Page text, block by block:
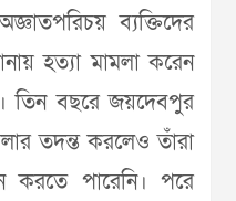
ব্যক্তিদের
হত্যা মামলা করেন
তিন বছরে জয়দেবপুর
তদন্ত করলেও তাঁরা
করতে পারেনি। পরে